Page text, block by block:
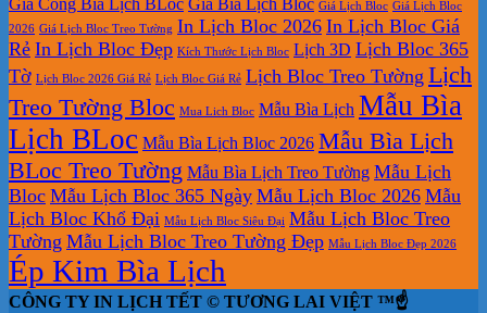
Gia Công Bìa Lịch BLoc Giá Bìa Lịch Bloc Giá Lịch Bloc Giá Lịch Bloc
2026 Giá Lịch Bloc Treo Tường In Lịch Bloc 2026 In Lịch Bloc Giá
Rẻ In Lịch Bloc Đẹp Kích Thước Lịch Bloc Lịch 3D Lịch Bloc 365
Tờ Lịch Bloc 2026 Giá Rẻ Lịch Bloc Giá Rẻ Lịch Bloc Treo Tường Lịch
Treo Tường Bloc Mua Lich Bloc Mẫu Bìa Lịch Mẫu Bìa
Lịch BLoc Mẫu Bìa Lịch Bloc 2026 Mẫu Bìa Lịch
BLoc Treo Tường Mẫu Bìa Lịch Treo Tường Mẫu Lịch
Bloc Mẫu Lịch Bloc 365 Ngày Mẫu Lịch Bloc 2026 Mẫu
Lịch Bloc Khổ Đại Mẫu Lịch Bloc Siêu Đại Mẫu Lịch Bloc Treo
Tường Mẫu Lịch Bloc Treo Tường Đẹp Mẫu Lịch Bloc Đẹp 2026
Ép Kim Bìa Lịch
CÔNG TY IN LỊCH TẾT © TƯƠNG LAI VIỆT ™☝️